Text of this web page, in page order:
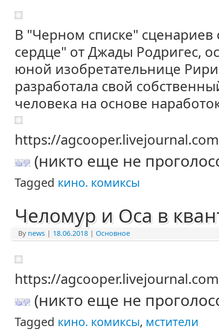
В "Черном списке"
сердце" от Джады Родригес,
юной изобретательнице
разработала свой
человека на основе
https://
(никто еще не
Tagged кино. комиксы
Челомур и Оса в
By news | 18.06.2018 | Основное
https://
(никто еще не
Tagged кино. комиксы, мстители